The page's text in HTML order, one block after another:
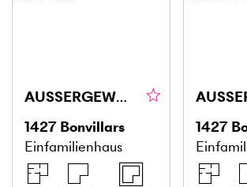
AUSSERGEWÖHNLICH MIT GROSSZÜGIGEM UMSCHWUNG
1427 Bonvillars
Einfamilienhaus
1427